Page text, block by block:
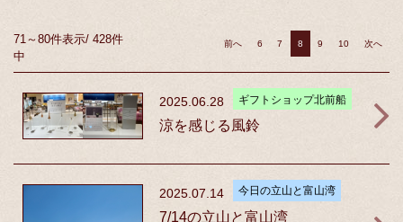
71～80件表示/ 428件
中
前へ 6 7 8 9 10 次へ
2025.06.28 ギフトショップ北前船
涼を感じる風鈴
2025.07.14 今日の立山と富山湾
7/14の立山と富山湾